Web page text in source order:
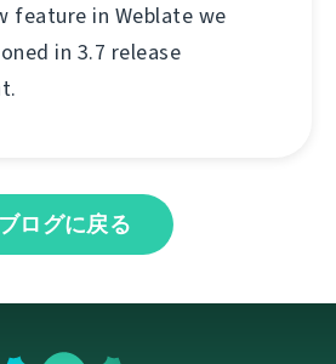
feature in Weblate we
in 3.7 release
ブログに戻る